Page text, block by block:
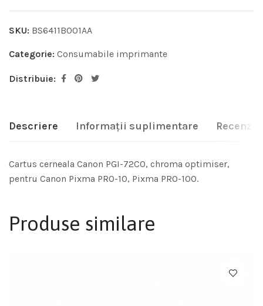
SKU: BS6411B001AA
Categorie: Consumabile imprimante
Distribuie:
Descriere Informații suplimentare Recenzii
Cartus cerneala Canon PGI-72CO, chroma optimiser,
pentru Canon Pixma PRO-10, Pixma PRO-100.
Produse similare